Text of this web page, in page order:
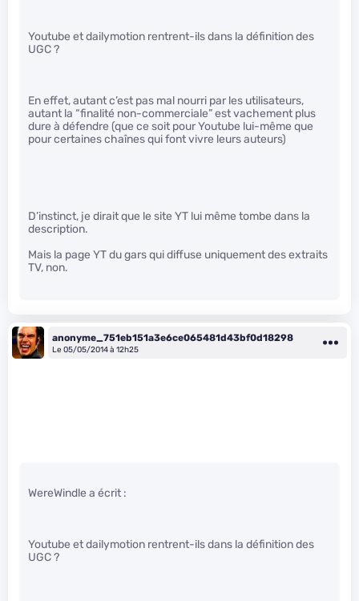
Youtube et dailymotion rentrent-ils dans la définition des
UGC ?
En effet, autant c’est pas mal nourri par les utilisateurs,
autant la “finalité non-commerciale” est vachement plus
dure à défendre (que ce soit pour Youtube lui-même que
pour certaines chaînes qui font vivre leurs auteurs)
D’instinct, je dirait que le site YT lui même tombe dans la
description.
Mais la page YT du gars qui diffuse uniquement des extraits
TV, non.
anonyme_751eb151a3e6ce065481d43bf0d18298
Le 05/05/2014 à 12h25
WereWindle a écrit :
Youtube et dailymotion rentrent-ils dans la définition des
UGC ?